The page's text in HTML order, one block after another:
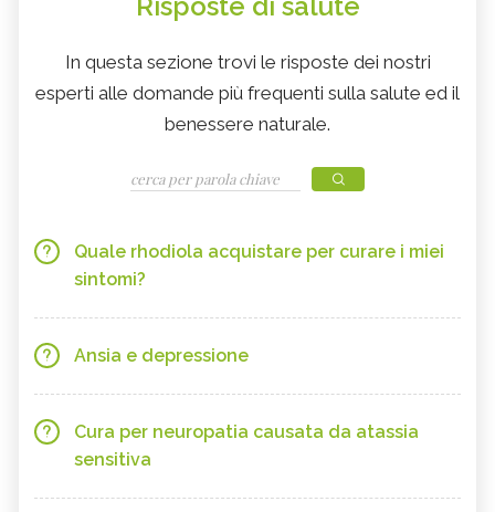
In questa sezione trovi le risposte dei nostri
esperti alle domande più frequenti sulla salute ed il
benessere naturale.
Quale rhodiola acquistare per curare i miei
sintomi?
Ansia e depressione
Cura per neuropatia causata da atassia
sensitiva